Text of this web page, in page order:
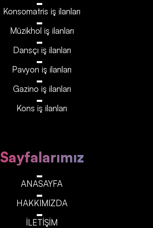
Konsomatris iş ilanları
Müzikhol iş ilanları
Dansçı iş ilanları
Pavyon iş ilanları
Gazino iş ilanları
Kons iş ilanları
Sayfalarımız
ANASAYFA
HAKKIMIZDA
İLETİŞİM